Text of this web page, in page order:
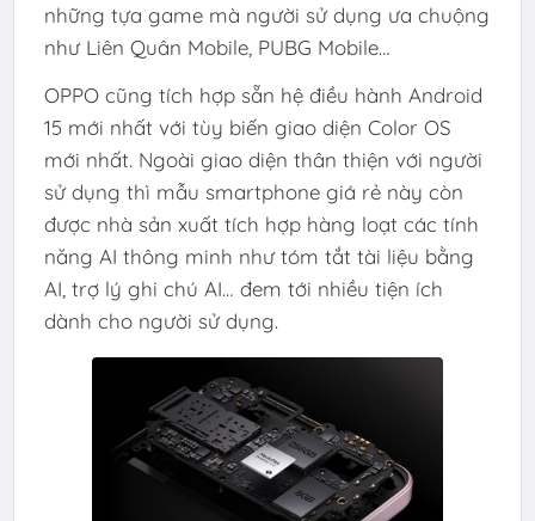
những tựa game mà người sử dụng ưa chuộng
như Liên Quân Mobile, PUBG Mobile…
OPPO cũng tích hợp sẵn hệ điều hành Android
15 mới nhất với tùy biến giao diện Color OS
mới nhất. Ngoài giao diện thân thiện với người
sử dụng thì mẫu smartphone giá rẻ này còn
được nhà sản xuất tích hợp hàng loạt các tính
năng AI thông minh như tóm tắt tài liệu bằng
AI, trợ lý ghi chú AI… đem tới nhiều tiện ích
dành cho người sử dụng.